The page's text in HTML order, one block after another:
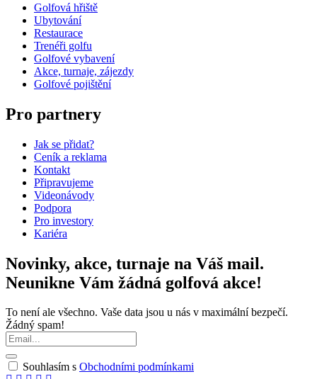
Golfová hřiště
Ubytování
Restaurace
Trenéři golfu
Golfové vybavení
Akce, turnaje, zájezdy
Golfové pojištění
Pro partnery
Jak se přidat?
Ceník a reklama
Kontakt
Připravujeme
Videonávody
Podpora
Pro investory
Kariéra
Novinky, akce, turnaje na Váš mail.
Neunikne Vám žádná golfová akce!
To není ale všechno. Vaše data jsou u nás v maximální bezpečí.
Žádný spam!
Souhlasím s Obchodními podmínkami